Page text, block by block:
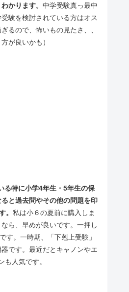
かります。 中学受験真っ最中
験を検討されている方はオス
るので、怖いもの見たさ、、
が良いかも）
る特に小学4年生・5年生の保
と過去問やその他の問題を印
。 私は小６の夏前に購入しま
ら、早めが良いです。一押し
す。一時期、「下剋上受験」
です。最近だとキャノンやエ
も人気です。